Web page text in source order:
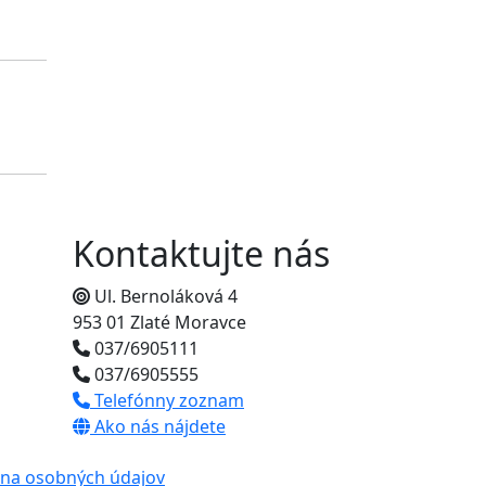
Kontaktujte nás
Ul. Bernoláková 4
953 01 Zlaté Moravce
037/6905111
037/6905555
Telefónny zoznam
Ako nás nájdete
osobných údajov